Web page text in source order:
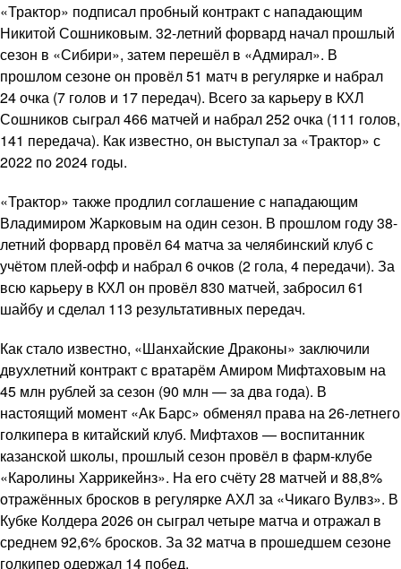
«Трактор» подписал пробный контракт с нападающим
Никитой Сошниковым. 32-летний форвард начал прошлый
сезон в «Сибири», затем перешёл в «Адмирал». В
прошлом сезоне он провёл 51 матч в регулярке и набрал
24 очка (7 голов и 17 передач). Всего за карьеру в КХЛ
Сошников сыграл 466 матчей и набрал 252 очка (111 голов,
141 передача). Как известно, он выступал за «Трактор» с
2022 по 2024 годы.
«Трактор» также продлил соглашение с нападающим
Владимиром Жарковым на один сезон. В прошлом году 38-
летний форвард провёл 64 матча за челябинский клуб с
учётом плей-офф и набрал 6 очков (2 гола, 4 передачи). За
всю карьеру в КХЛ он провёл 830 матчей, забросил 61
шайбу и сделал 113 результативных передач.
Как стало известно, «Шанхайские Драконы» заключили
двухлетний контракт с вратарём Амиром Мифтаховым на
45 млн рублей за сезон (90 млн — за два года). В
настоящий момент «Ак Барс» обменял права на 26-летнего
голкипера в китайский клуб. Мифтахов — воспитанник
казанской школы, прошлый сезон провёл в фарм-клубе
«Каролины Харрикейнз». На его счёту 28 матчей и 88,8%
отражённых бросков в регулярке АХЛ за «Чикаго Вулвз». В
Кубке Колдера 2026 он сыграл четыре матча и отражал в
среднем 92,6% бросков. За 32 матча в прошедшем сезоне
голкипер одержал 14 побед.